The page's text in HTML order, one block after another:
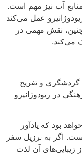
آب نیز مهم است.
عمل می‌کند
نقش مهمی در
می‌کند.
گردشگری و تفریح
در ریودوژانیرو
بود که یادآور
اگر به برزیل سفر
زیبایی‌های آن لذت